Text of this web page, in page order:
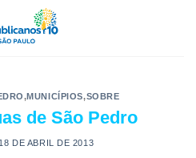
,MUNICÍPIOS,SOBRE
de São Pedro
18 DE ABRIL DE 2013